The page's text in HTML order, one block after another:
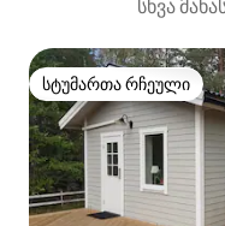
სხვა
სტუმართა რჩეული
სტუმართა რჩეული